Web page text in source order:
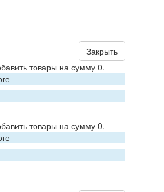
Закрыть
товары на сумму 0.
товары на сумму 0.